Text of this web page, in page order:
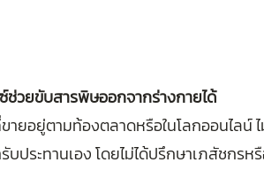
ช่วยขับสารพิษออกจากร่างกายได้
ายอยู่ตามท้องตลาดหรือในโลกออนไลน์
บประทานเอง โดยไม่ได้ปรึกษาเภสัชกร